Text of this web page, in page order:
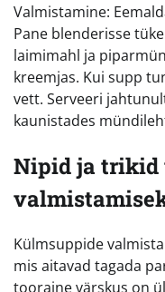
Valmistamine:
Pane blenderisse
laimimahl ja
kreemjas. Kui supp
vett. Serveeri
kaunistades
Nipid ja
Külmsuppide
mis aitavad tagada
tooraine värskus on